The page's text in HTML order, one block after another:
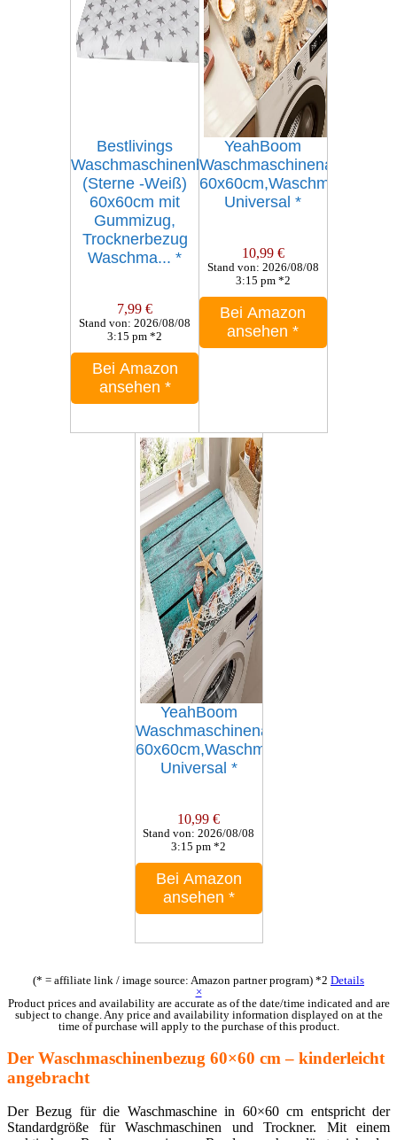
Bestlivings
Waschmaschinenbezug
(Sterne -Weiß)
60x60cm mit
Gummizug,
Trocknerbezug
Waschma... *
7,99 €
Stand von: 2026/08/08
3:15 pm *2
Bei Amazon
ansehen *
YeahBoom
Waschmaschinenauflage
Universal*
10,99 €
Stand von: 2026/08/08
3:15 pm *2
Bei Amazon
ansehen*
YeahBoom
Waschmaschinenauflage
Universal *
10,99 €
Stand von: 2026/08/08
3:15 pm *2
Bei Amazon
ansehen *
(* = affiliate link / image source: Amazon partner program) *2 Details
×
Product prices and availability are accurate as of the date/time indicated and are
subject to change. Any price and availability information displayed on at the
time of purchase will apply to the purchase of this product.
Der Waschmaschinenbezug 60×60 cm – kinderleicht
angebracht
Der Bezug für die Waschmaschine in 60×60 cm entspricht der
Standardgröße für Waschmaschinen und Trockner. Mit einem